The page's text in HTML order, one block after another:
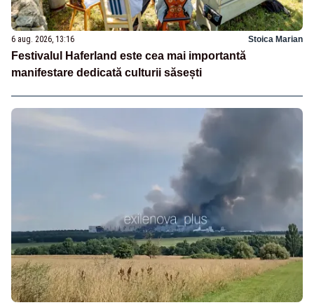
6 aug. 2026, 13:16 Stoica Marian
Festivalul Haferland este cea mai importantă
manifestare dedicată culturii săsești